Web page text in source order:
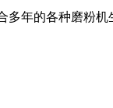
多年的各种磨粉机